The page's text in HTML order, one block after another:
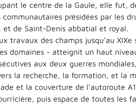
le centre de la Gaule, elle fut,
communautaires présidées par les
et de Saint-Denis abbatial et royal.
travaux des champs jusqu'au
domaines - atteignit un haut
aux deux guerres
la recherche, la formation, et la
et la couverture de l'autoroute
puis espace de toutes les